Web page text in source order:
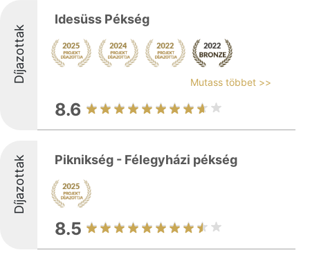
Díjazottak
Idesüss Pékség
Mutass többet >>
8.6
Díjazottak Piknikség - Félegyházi pékség
8.5